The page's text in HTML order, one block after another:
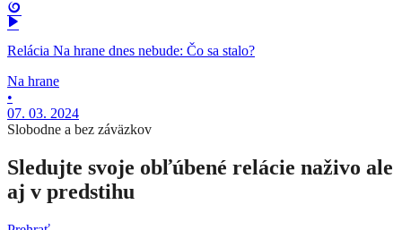
Relácia Na hrane dnes nebude: Čo sa stalo?
Na hrane
•
07. 03. 2024
Slobodne a bez záväzkov
Sledujte svoje obľúbené relácie naživo ale
aj v predstihu